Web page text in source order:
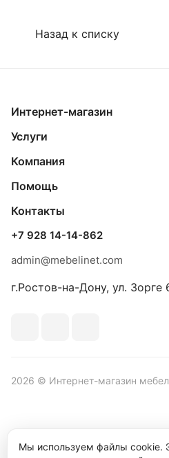
Назад к списку
Интернет-магазин
Услуги
Компания
Помощь
Контакты
+7 928 14-14-862
admin@mebelinet.com
г.Ростов-на-Дону, ул.
2026 © Интернет-магазин
Политика обработки
Мы используем файлы cookie.